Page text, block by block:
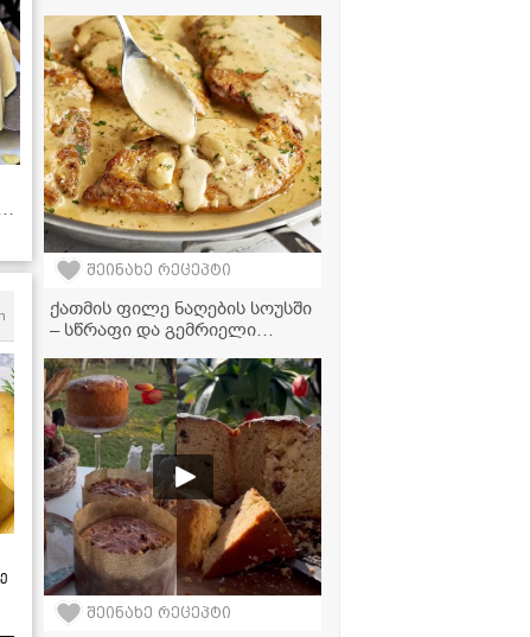
მანდარინის ტირამისუს
რეცეპტი
შეინახე რეცეპტი
ქათმის ფილე ნაღების სოუსში
– სწრაფი და გემრიელი
შეინახე რეცეპტი